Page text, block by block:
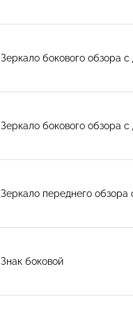
Зеркало бокового обзора
Зеркало бокового обзора
Зеркало переднего
Знак боковой